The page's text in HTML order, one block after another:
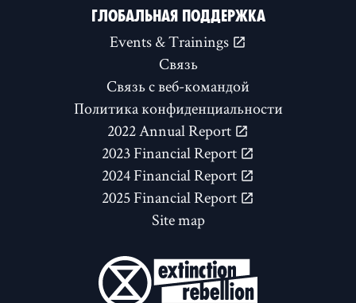
ГЛОБАЛЬНАЯ ПОДДЕРЖКА
Events & Trainings
Связь
Связь с веб-командой
Политика конфиденциальности
2022 Annual Report
2023 Financial Report
2024 Financial Report
2025 Financial Report
Site map